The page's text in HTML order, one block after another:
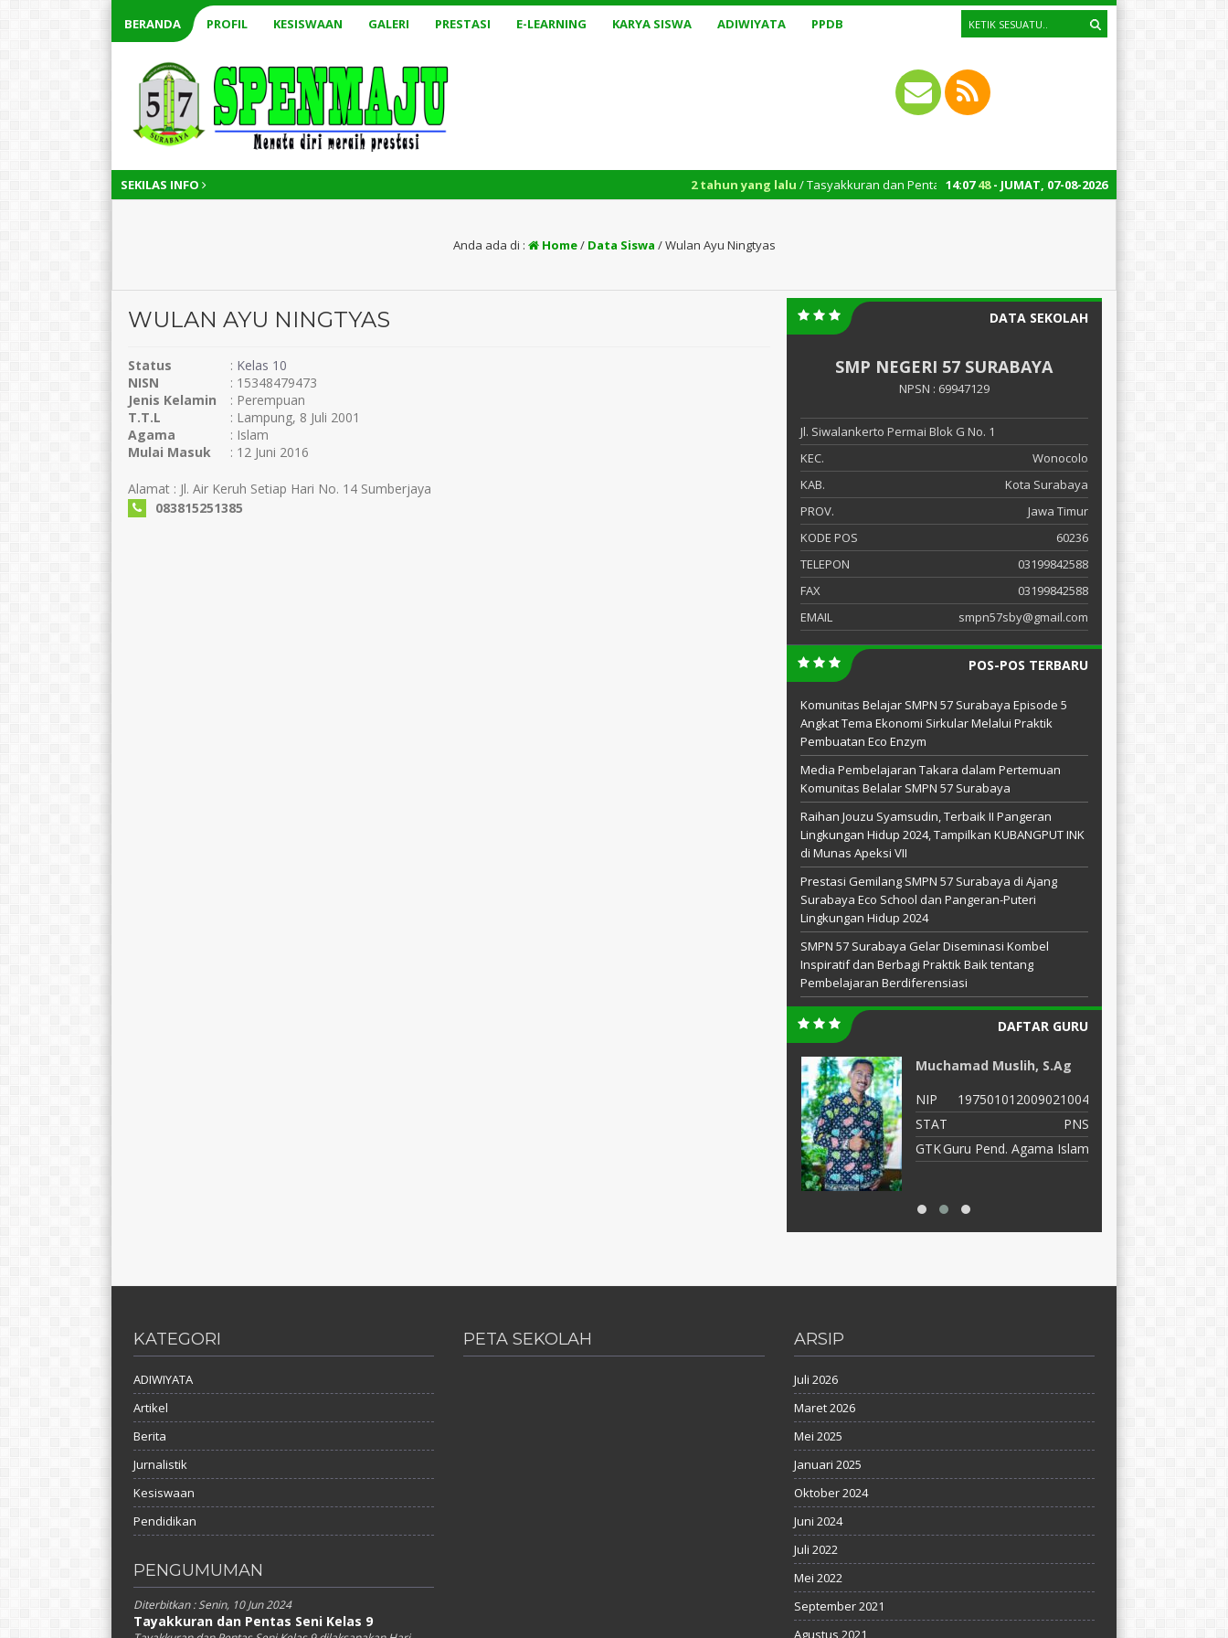
BERANDA PROFIL KESISWAAN GALERI PRESTASI E-LEARNING KARYA SISWA ADIWIYATA PPDB
SEKILAS INFO 14:07 49- JUMAT, 07-08-2026
2 tahun yang lalu/ Tasyakkuran dan Pentas Seni Kelas 9: Jum’at, 14 Juni 2024 – Pukul 07.00 – 10.30
Anda ada di : Home/ Data Siswa /Wulan Ayu Ningtyas
WULAN AYU NINGTYAS
Status : Kelas 10
NISN
: 15348479473
Jenis Kelamin
: Perempuan
T.T.L
: Lampung, 8 Juli 2001
Agama
: Islam
Mulai Masuk
: 12 Juni 2016
Alamat : Jl. Air Keruh Setiap Hari No. 14 Sumberjaya
083815251385
DATA SEKOLAH
SMP NEGERI 57 SURABAYA
NPSN : 69947129
Jl. Siwalankerto Permai Blok G No. 1
KEC.
Wonocolo
KAB.
Kota Surabaya
PROV.
Jawa Timur
KODE POS
60236
TELEPON
03199842588
FAX
03199842588
EMAIL
smpn57sby@gmail.com
POS-POS TERBARU
Komunitas Belajar SMPN 57 Surabaya Episode 5
Angkat Tema Ekonomi Sirkular Melalui Praktik
Pembuatan Eco Enzym
Media Pembelajaran Takara dalam Pertemuan
Komunitas Belalar SMPN 57 Surabaya
Raihan Jouzu Syamsudin, Terbaik II Pangeran
Lingkungan Hidup 2024, Tampilkan KUBANGPUT INK
di Munas Apeksi VII
Prestasi Gemilang SMPN 57 Surabaya di Ajang
Surabaya Eco School dan Pangeran-Puteri
Lingkungan Hidup 2024
SMPN 57 Surabaya Gelar Diseminasi Kombel
Inspiratif dan Berbagi Praktik Baik tentang
Pembelajaran Berdiferensiasi
DAFTAR GURU
Muchamad Muslih, S.Ag
NIP
197501012009021004
STAT
PNS
GTKGuru Pend. Agama Islam
KATEGORI
ADIWIYATA
Artikel
Berita
Jurnalistik
Kesiswaan
Pendidikan
PENGUMUMAN
Diterbitkan :Senin, 10 Jun 2024
Tayakkuran dan Pentas Seni Kelas 9
PETA SEKOLAH ARSIP
Juli 2026
Maret 2026
Mei 2025
Januari 2025
Oktober 2024
Juni 2024
Juli 2022
Mei 2022
September 2021